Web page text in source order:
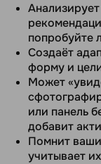
попробуйте
Создаёт
форму и
Может
или панель
добавит
Помнит
учитывает